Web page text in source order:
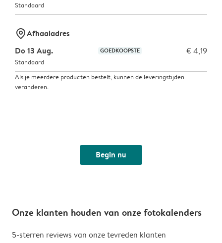
Standaard
marker-pinAfhaaladres
Do 13 Aug.
GOEDKOOPSTE € 4,19
Standaard
Als je meerdere producten bestelt, kunnen de leveringstijden
veranderen.
Begin nu
Onze klanten houden van onze fotokalenders
5-sterren reviews van onze tevreden klanten